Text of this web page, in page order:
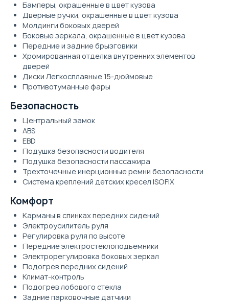
Бамперы, окрашенные в цвет кузова
Дверные ручки, окрашенные в цвет кузова
Молдинги боковых дверей
Боковые зеркала, окрашенные в цвет кузова
Передние и задние брызговики
Хромированная отделка внутренних элементов
дверей
Диски Легкосплавные 15-дюймовые
Противотуманные фары
Безопасность
Центральный замок
ABS
EBD
Подушка безопасности водителя
Подушка безопасности пассажира
Трехточечные инерционные ремни безопасности
Система креплений детских кресел ISOFIX
Комфорт
Карманы в спинках передних сидений
Электроусилитель руля
Регулировка руля по высоте
Передние электростеклоподъемники
Электрорегулировка боковых зеркал
Подогрев передних сидений
Климат-контроль
Подогрев лобового стекла
Задние парковочные датчики